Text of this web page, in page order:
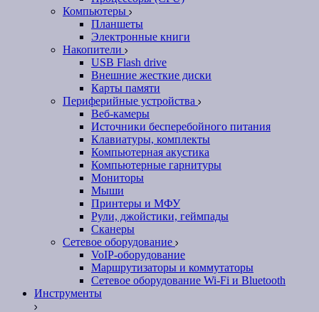
Компьютеры
Планшеты
Электронные книги
Накопители
USB Flash drive
Внешние жесткие диски
Карты памяти
Периферийные устройства
Веб-камеры
Источники бесперебойного питания
Клавиатуры, комплекты
Компьютерная акустика
Компьютерные гарнитуры
Мониторы
Мыши
Принтеры и МФУ
Рули, джойстики, геймпады
Сканеры
Сетевое оборудование
VoIP-оборудование
Маршрутизаторы и коммутаторы
Сетевое оборудование Wi-Fi и Bluetooth
Инструменты